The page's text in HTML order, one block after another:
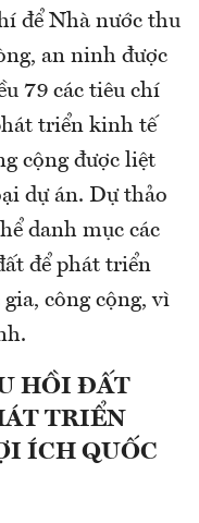
để Nhà nước thu
an ninh được
79 các tiêu chí
triển kinh tế
cộng được liệt
dự án. Dự thảo
danh mục các
để phát triển
công cộng, vì
HỒI ĐẤT
TRIỂN
ÍCH QUỐC